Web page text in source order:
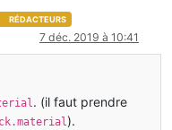
RÉDACTEURS
7 déc. 2019 à 10:41
. (il faut prendre
).